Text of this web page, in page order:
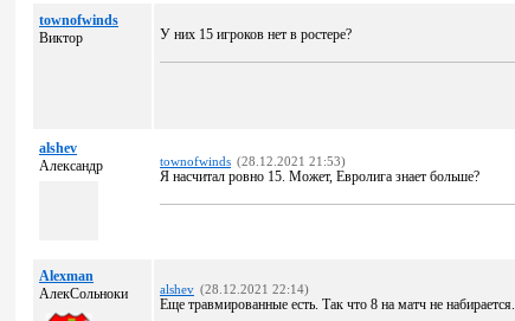
townofwinds
Виктор
У них 15 игроков нет в ростере?
alshev
Александр
townofwinds (28.12.2021 21:53)
Я насчитал ровно 15. Может, Евролига знает больше?
Alexman
АлекСольноки
alshev (28.12.2021 22:14)
Еще травмированные есть. Так что 8 на матч не набирается.